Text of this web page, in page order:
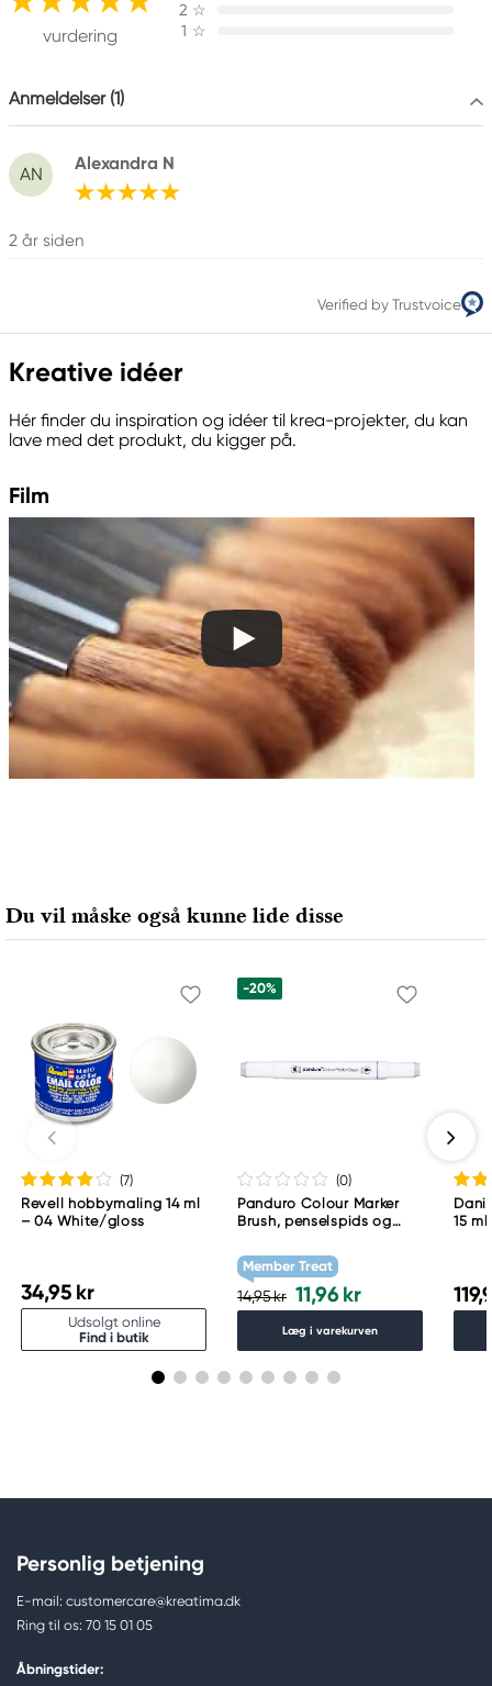
205 14 Malmö, Sweden
www.panduro.com
vurdering
2 ☆
1 ☆
Anmeldelser (1)
AN
Alexandra N
2 år siden
Verified by Trustvoice
Kreative idéer
Hér finder du inspiration og idéer til krea-projekter, du kan
lave med det produkt, du kigger på.
Film
Du vil måske også kunne lide disse
(7)
Revell hobbymaling 14 ml
– 04 White/gloss
34,95 kr
Udsolgt online
Find i butik
-20%
(0)
Panduro Colour Marker
Brush, penselspids og
grey 1 WG1
Member Treat
14,95 kr 11,96 kr
Læg i varekurven
15
Personlig betjening
E-mail: customercare@kreatima.dk
Ring til os: 70 15 01 05
Åbningstider: